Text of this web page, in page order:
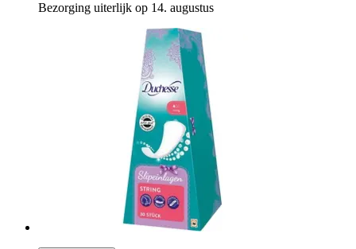
Bezorging uiterlijk op 14. augustus